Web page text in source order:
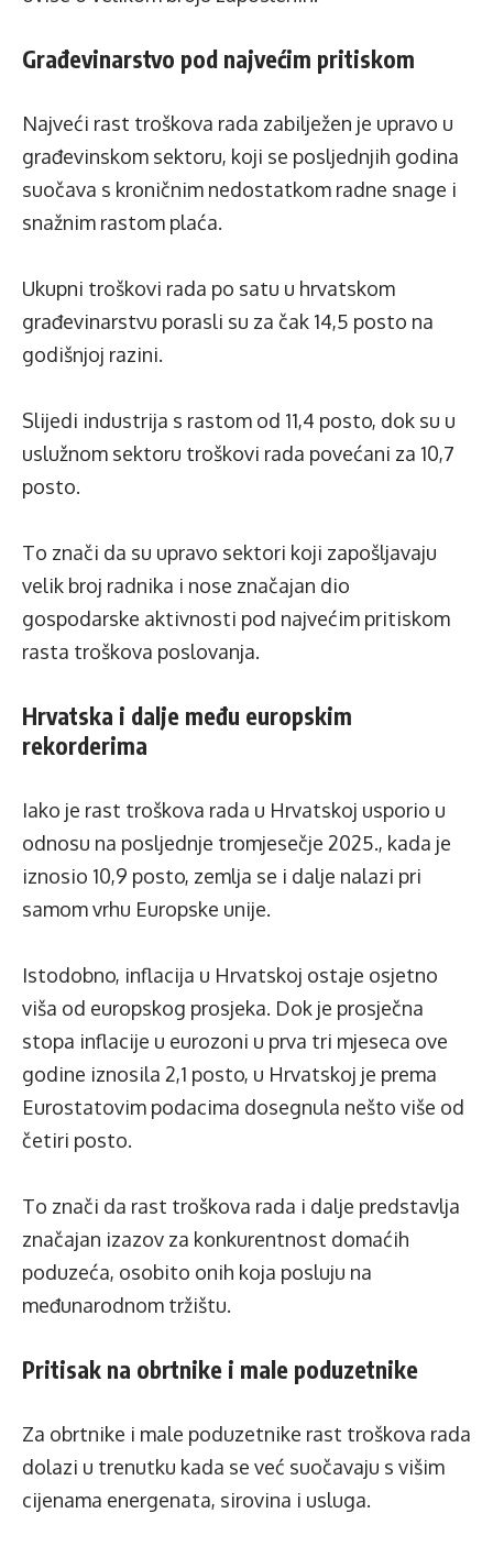
Građevinarstvo pod najvećim pritiskom
Najveći rast troškova rada zabilježen je upravo u
građevinskom sektoru, koji se posljednjih godina
suočava s kroničnim nedostatkom radne snage i
snažnim rastom plaća.
Ukupni troškovi rada po satu u hrvatskom
građevinarstvu porasli su za čak 14,5 posto na
godišnjoj razini.
Slijedi industrija s rastom od 11,4 posto, dok su u
uslužnom sektoru troškovi rada povećani za 10,7
posto.
To znači da su upravo sektori koji zapošljavaju
velik broj radnika i nose značajan dio
gospodarske aktivnosti pod najvećim pritiskom
rasta troškova poslovanja.
Hrvatska i dalje među europskim
rekorderima
Iako je rast troškova rada u Hrvatskoj usporio u
odnosu na posljednje tromjesečje 2025., kada je
iznosio 10,9 posto, zemlja se i dalje nalazi pri
samom vrhu Europske unije.
Istodobno, inflacija u Hrvatskoj ostaje osjetno
viša od europskog prosjeka. Dok je prosječna
stopa inflacije u eurozoni u prva tri mjeseca ove
godine iznosila 2,1 posto, u Hrvatskoj je prema
Eurostatovim podacima dosegnula nešto više od
četiri posto.
To znači da rast troškova rada i dalje predstavlja
značajan izazov za konkurentnost domaćih
poduzeća, osobito onih koja posluju na
međunarodnom tržištu.
Pritisak na obrtnike i male poduzetnike
Za obrtnike i male poduzetnike rast troškova rada
dolazi u trenutku kada se već suočavaju s višim
cijenama energenata, sirovina i usluga.